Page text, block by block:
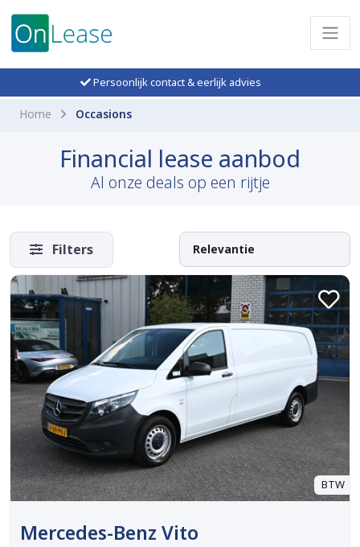
Persoonlijk contact & eerlijk advies
Home Occasions
Financial lease aanbod
Al onze deals op een rijtje
Filters
BTW
Mercedes-Benz Vito